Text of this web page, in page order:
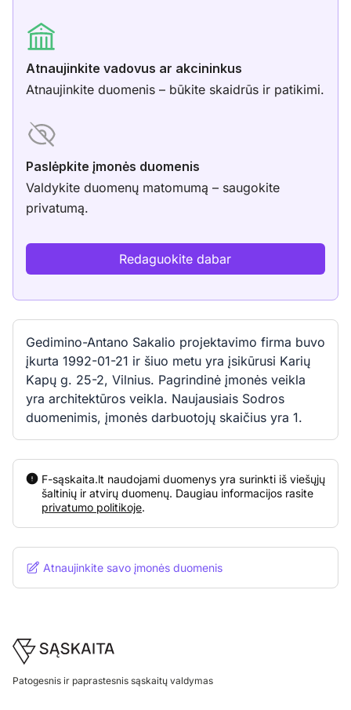
Atnaujinkite vadovus ar akcininkus
Atnaujinkite duomenis – būkite skaidrūs ir patikimi.
Paslėpkite įmonės duomenis
Valdykite duomenų matomumą – saugokite
privatumą.
Redaguokite dabar
Gedimino-Antano Sakalio projektavimo firma buvo
įkurta 1992-01-21 ir šiuo metu yra įsikūrusi Karių
Kapų g. 25-2, Vilnius. Pagrindinė įmonės veikla
yra architektūros veikla. Naujausiais Sodros
duomenimis, įmonės darbuotojų skaičius yra 1.
F-sąskaita.lt naudojami duomenys yra surinkti iš viešųjų
šaltinių ir atvirų duomenų. Daugiau informacijos rasite
privatumo politikoje.
Atnaujinkite savo įmonės duomenis
Footer
Patogesnis ir paprastesnis sąskaitų valdymas